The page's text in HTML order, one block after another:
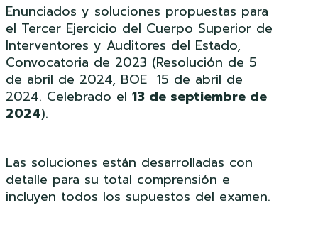
Enunciados y soluciones propuestas para
el Tercer Ejercicio del Cuerpo Superior de
Interventores y Auditores del Estado,
Convocatoria de 2023 (Resolución de 5
de abril de 2024, BOE 15 de abril de
2024. Celebrado el 13 de septiembre de
2024).
Las soluciones están desarrolladas con
detalle para su total comprensión e
incluyen todos los supuestos del examen.